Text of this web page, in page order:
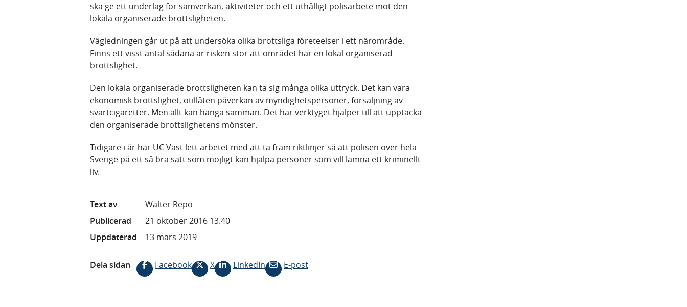
ska ge ett underlag för samverkan, aktiviteter och ett uthålligt polisarbete mot den
lokala organiserade brottsligheten.
Vägledningen går ut på att undersöka olika brottsliga företeelser i ett närområde.
Finns ett visst antal sådana är risken stor att området har en lokal organiserad
brottslighet.
Den lokala organiserade brottsligheten kan ta sig många olika uttryck. Det kan vara
ekonomisk brottslighet, otillåten påverkan av myndighetspersoner, försäljning av
svartcigaretter. Men allt kan hänga samman. Det här verktyget hjälper till att upptäcka
den organiserade brottslighetens mönster.
Tidigare i år har UC Väst lett arbetet med att ta fram riktlinjer så att polisen över hela
Sverige på ett så bra sätt som möjligt kan hjälpa personer som vill lämna ett kriminellt
liv.
Text av
Walter Repo
Publicerad
21 oktober 2016 13.40
Uppdaterad
13 mars 2019
Dela sidan Facebook X LinkedIn E-post